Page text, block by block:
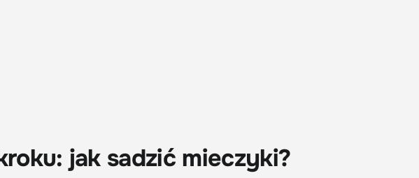
jak sadzić mieczyki?